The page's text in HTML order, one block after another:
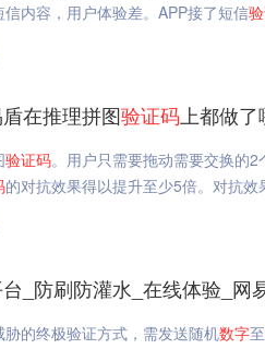
内容，用户体验差。APP接了短信
在推理拼图验证码 上都做
验证码。用户只需要拖动需要交换的2
的对抗效果得以提升至少5倍。对抗
_防刷防灌水_在线体验_网
胁的终极验证方式，需发送随机数字